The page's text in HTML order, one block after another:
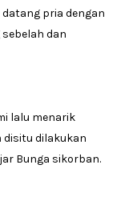
pria dengan
dan
lalu menarik
disitu dilakukan
Bunga sikorban.